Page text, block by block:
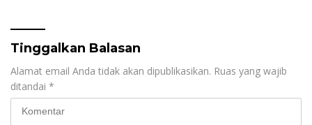
Tinggalkan Balasan
Alamat email Anda tidak akan dipublikasikan. Ruas yang wajib
ditandai *